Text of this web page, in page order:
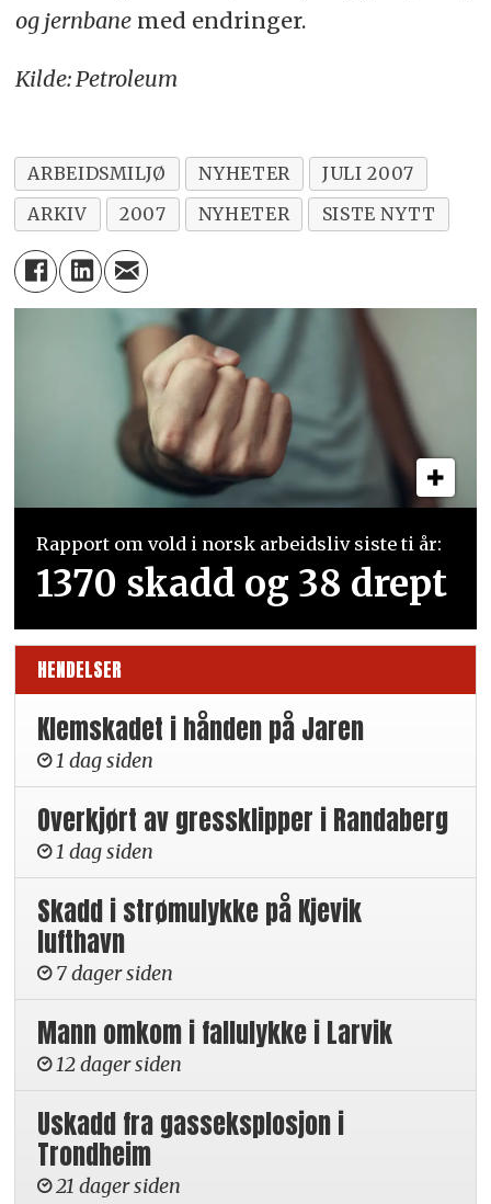
og jernbanemed endringer.
Kilde: Petroleum
ARBEIDSMILJØ NYHETER
JULI 2007
ARKIV
2007 NYHETER SISTE NYTT
Rapport om vold i norsk arbeidsliv siste ti år:
1370 skadd og 38 drept
HENDELSER
Klemskadet i hånden på Jaren
1 dag siden
Overkjørt av gressklipper i Randaberg
1 dag siden
Skadd i strømulykke på Kjevik
lufthavn
7 dager siden
Mann omkom i fallulykke i Larvik
12 dager siden
Uskadd fra gasseksplosjon i
Trondheim
21 dager siden